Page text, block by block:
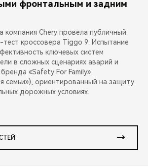
фронтальным и задним
компания Chery провела публичный
кроссовера Tiggo 9. Испытание
ключевых систем
в сложных сценариях аварий и
«Safety For Family»
семьи»), ориентированный на защиту
дорожных условиях.